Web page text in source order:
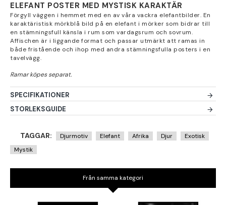
ELEFANT POSTER MED MYSTISK KARAKTÄR
Förgyll väggen i hemmet med en av våra vackra elefantbilder. En
karaktäristisk mörkblå bild på en elefant i mörker som bidrar till
en stämningsfull känsla i rum som vardagsrum och sovrum.
Affischen är i liggande format och passar utmärkt att ramas in
både fristående och ihop med andra stämningsfulla posters i en
tavelvägg.
SPECIFIKATIONER
STORLEKSGUIDE
TAGGAR: Djurmotiv Elefant Afrika Djur
Exotisk
Mystik
Från samma kategori